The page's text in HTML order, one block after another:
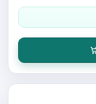
Otwórz produkt: